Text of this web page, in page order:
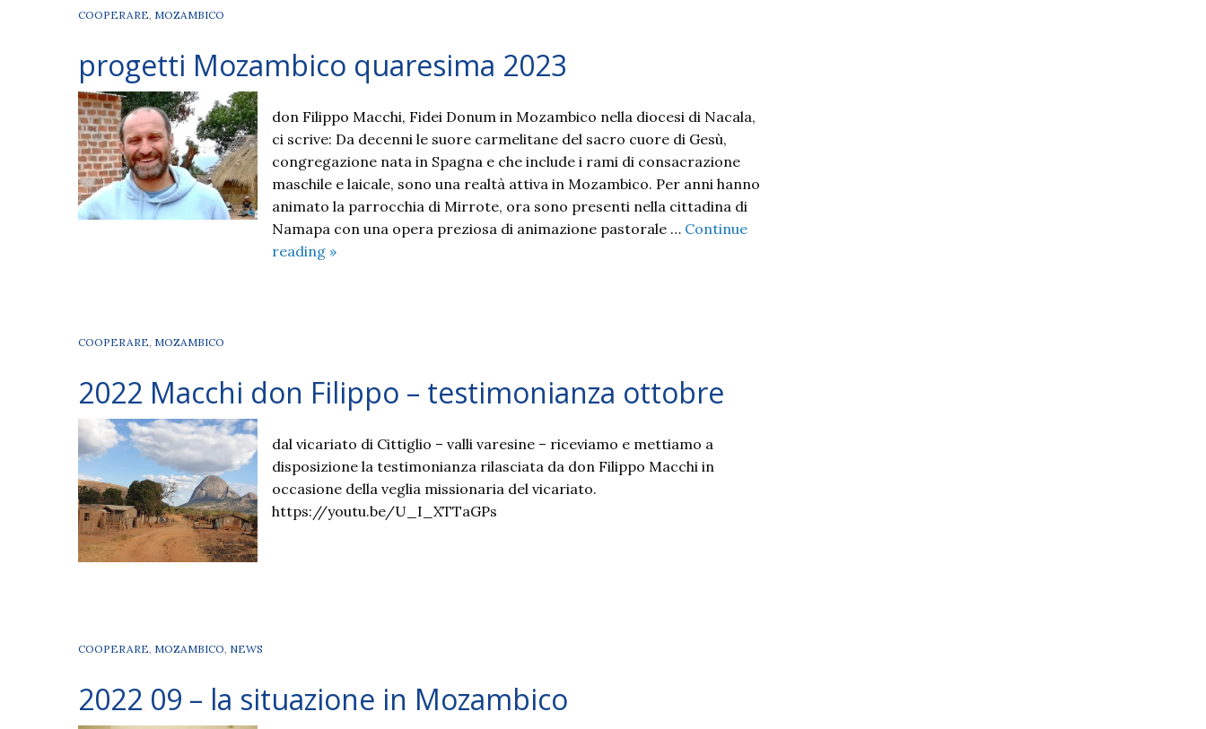
Martiri
COOPERARE, MOZAMBICO
progetti Mozambico quaresima 2023
don Filippo Macchi, Fidei Donum in Mozambico nella diocesi di Nacala,
ci scrive: Da decenni le suore carmelitane del sacro cuore di Gesù,
congregazione nata in Spagna e che include i rami di consacrazione
maschile e laicale, sono una realtà attiva in Mozambico. Per anni hanno
animato la parrocchia di Mirrote, ora sono presenti nella cittadina di
Namapa con una opera preziosa di animazione pastorale … Continue
reading progetti
»
COOPERARE, MOZAMBICO
2022 Macchi don Filippo – testimonianza ottobre
dal vicariato di Cittiglio – valli varesine – riceviamo e mettiamo a
disposizione la testimonianza rilasciata da don Filippo Macchi in
occasione della veglia missionaria del vicariato.
https://youtu.be/U_I_XTTaGPs
COOPERARE, MOZAMBICO, NEWS
2022 09 – la situazione in Mozambico